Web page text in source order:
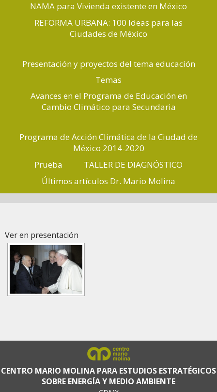
NAMA para Vivienda existente en México
REFORMA URBANA: 100 Ideas para las
Ciudades de México
Presentación y proyectos del tema educación
Temas
Avances en el Programa de Educación en
Cambio Climático para Secundaria
Programa de Acción Climática de la Ciudad de
México 2014-2020
Prueba
TALLER DE DIAGNÓSTICO
Últimos artículos Dr. Mario Molina
Ver en presentación
CENTRO MARIO MOLINA PARA ESTUDIOS ESTRATÉGICOS
SOBRE ENERGÍA Y MEDIO AMBIENTE